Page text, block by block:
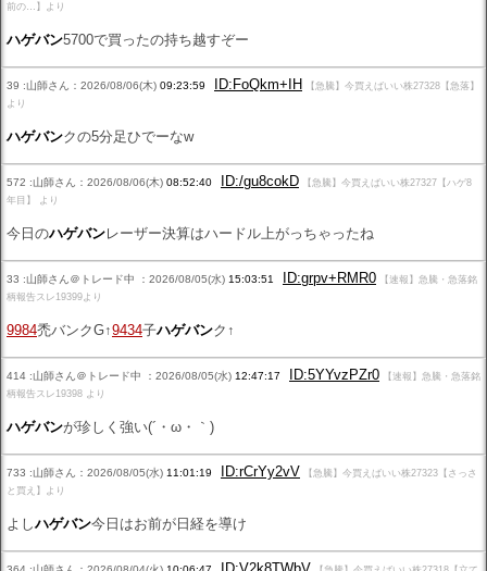
前の…】より
ハゲバン5700で買ったの持ち越すぞー
39 :山師さん：2026/08/06(木) 09:23:59 ID:FoQkm+IH
【急騰】今買えばいい株27328【急落】
より
ハゲバンクの5分足ひでーなw
572 :山師さん：2026/08/06(木) 08:52:40 ID:/gu8cokD
【急騰】今買えばいい株27327【ハゲ8
年目】 より
今日のハゲバンレーザー決算はハードル上がっちゃったね
33 :山師さん＠トレード中 ：2026/08/05(水) 15:03:51 ID:grpv+RMR0
【速報】急騰・急落銘
柄報告スレ19399より
9984禿バンクG↑9434子ハゲバンク↑
414 :山師さん＠トレード中 ：2026/08/05(水) 12:47:17 ID:5YYvzPZr0
【速報】急騰・急落銘
柄報告スレ19398 より
ハゲバンが珍しく強い(´・ω・｀)
733 :山師さん：2026/08/05(水) 11:01:19 ID:rCrYy2vV
【急騰】今買えばいい株27323【さっさ
と買え】より
よしハゲバン今日はお前が日経を導け